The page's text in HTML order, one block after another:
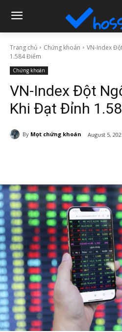
Trang chủ Chứng khoán
VN-Index
1.584 Điểm
Chứng khoán
VN-Index Đột
Khi Đạt Đỉnh
By Mọt chứng khoán August 5,